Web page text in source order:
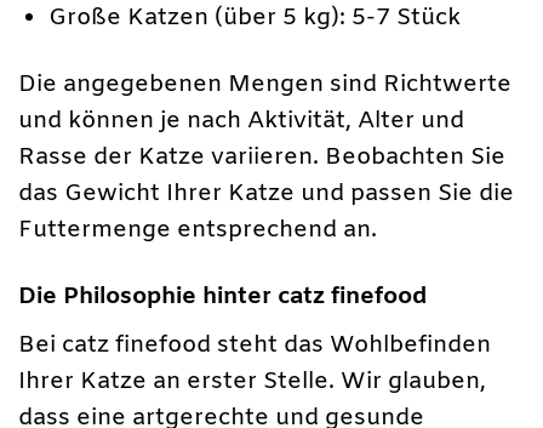
Große Katzen (über 5 kg): 5-7 Stück
Die angegebenen Mengen sind Richtwerte
und können je nach Aktivität, Alter und
Rasse der Katze variieren. Beobachten Sie
das Gewicht Ihrer Katze und passen Sie die
Futtermenge entsprechend an.
Die Philosophie hinter catz finefood
Bei catz finefood steht das Wohlbefinden
Ihrer Katze an erster Stelle. Wir glauben,
dass eine artgerechte und gesunde